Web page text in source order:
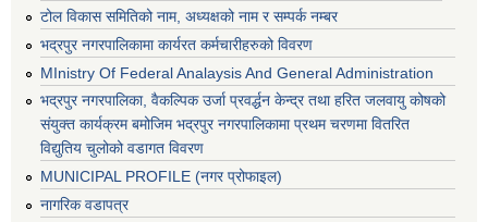
टोल विकास समितिको नाम, अध्यक्षको नाम र सम्पर्क नम्बर
भद्रपुर नगरपालिकामा कार्यरत कर्मचारीहरुको विवरण
MInistry Of Federal Analaysis And General Administration
भद्रपुर नगरपालिका, वैकल्पिक उर्जा प्रवर्द्धन केन्द्र तथा हरित जलवायु कोषको
संयुक्त कार्यक्रम बमोजिम भद्रपुर नगरपालिकामा प्रथम चरणमा वितरित
विद्युतिय चुलोको वडागत विवरण
MUNICIPAL PROFILE (नगर प्रोफाइल)
नागरिक वडापत्र